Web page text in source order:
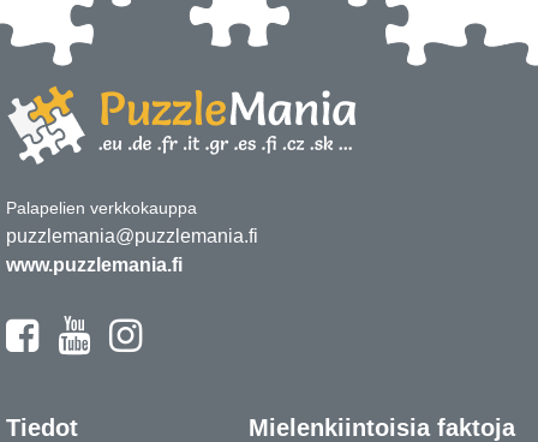
Palapelien verkkokauppa
puzzlemania@puzzlemania.fi
www.puzzlemania.fi
Tiedot Mielenkiintoisia faktoja